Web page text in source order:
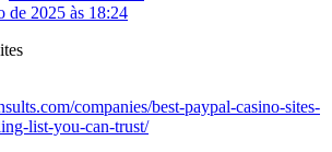
de 2025 às 18:24
companies/best-paypal-casino-sites-
list-you-can-trust/